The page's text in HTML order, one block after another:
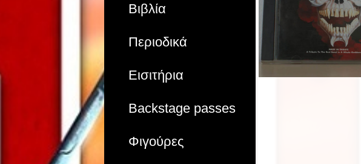
Βιβλία
Περιοδικά
Εισιτήρια
Backstage passes
Φιγούρες